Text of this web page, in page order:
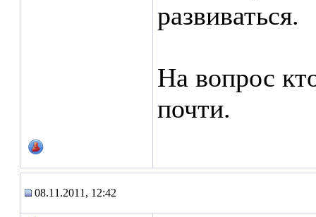
развиваться.
На вопрос
почти.
08.11.2011, 12:42